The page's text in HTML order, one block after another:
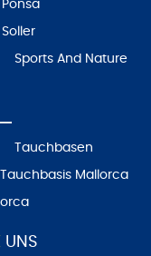
Sports And Nature
Tauchbasen
Tauchbasis Mallorca
UNS